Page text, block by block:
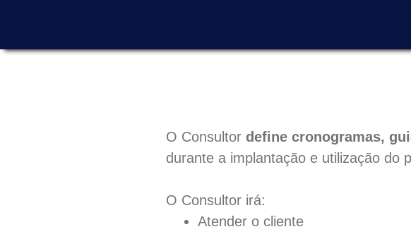
O Consultor define cronogramas,
durante a implantação e utilização do
O Consultor irá:
Atender o cliente